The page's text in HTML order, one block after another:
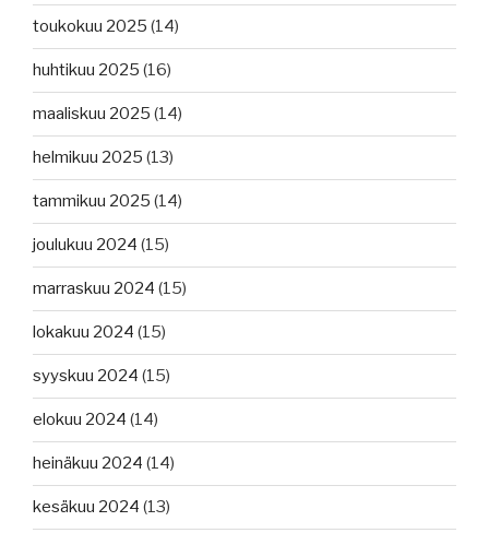
toukokuu 2025 (14)
huhtikuu 2025 (16)
maaliskuu 2025 (14)
helmikuu 2025 (13)
tammikuu 2025 (14)
joulukuu 2024 (15)
marraskuu 2024 (15)
lokakuu 2024 (15)
syyskuu 2024 (15)
elokuu 2024 (14)
heinäkuu 2024 (14)
kesäkuu 2024 (13)